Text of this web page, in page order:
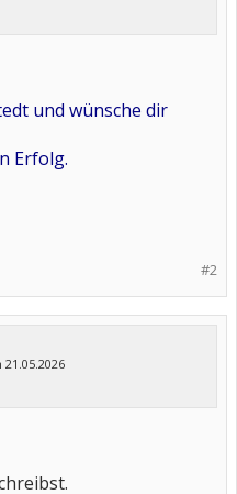
und wünsche dir
Erfolg.
#2